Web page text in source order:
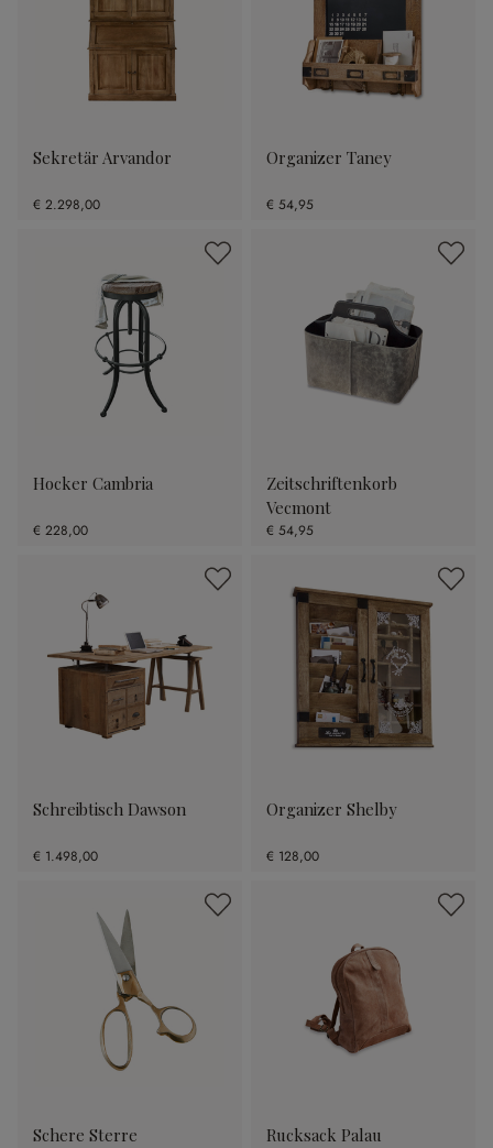
Sekretär Arvandor
€ 2.298,00
Organizer Taney
€ 54,95
Hocker Cambria
€ 228,00
Zeitschriftenkorb
Vecmont
€ 54,95
Schreibtisch Dawson
€ 1.498,00
Organizer Shelby
€ 128,00
Schere Sterre Rucksack Palau